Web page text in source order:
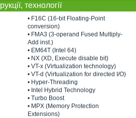
технології
• F16C (16-bit Floating-Point
conversion)
• FMA3 (3-operand Fused Multiply-
Add inst.)
• EM64T (Intel 64)
• NX (XD, Execute disable bit)
• VT-x (Virtualization technology)
• VT-d (Virtualization for directed I/O)
• Hyper-Threading
• Intel Hybrid Technology
• Turbo Boost
• MPX (Memory Protection
Extensions)